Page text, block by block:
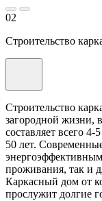
02
Строительство
Строительство
загородной жизни,
составляет всего 4-
50 лет.
проживания, так и
Каркасный дом от
прослужит долгие